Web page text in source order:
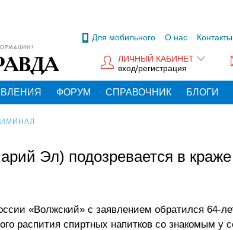
Для мобильного О нас Контакты
ЛИЧНЫЙ КАБИНЕТ
вход/регистрация
ФОРУМ СПРАВОЧНИК БЛОГИ
Эл) подозревается в
«Волжский» с заявлением обратился 64-
распития спиртных напитков со знакомым у